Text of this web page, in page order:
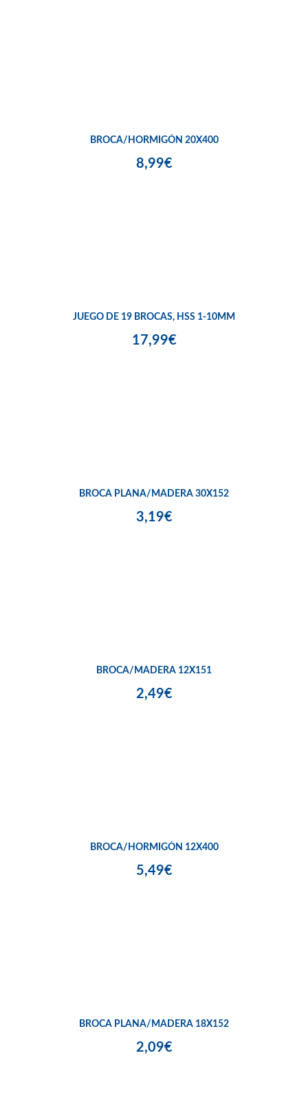
BROCA/HORMIGÓN 20X400
8,99€
JUEGO DE 19 BROCAS, HSS 1-10MM
17,99€
BROCA PLANA/MADERA 30X152
3,19€
BROCA/MADERA 12X151
2,49€
BROCA/HORMIGÓN 12X400
5,49€
BROCA PLANA/MADERA 18X152
2,09€